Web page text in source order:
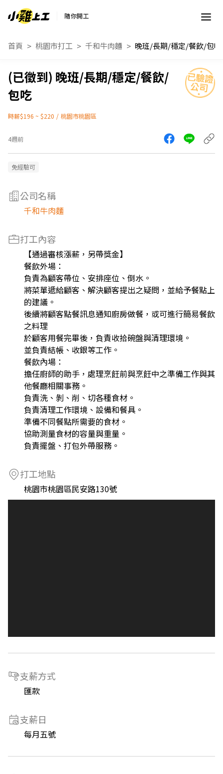
隨你開工
首頁 桃園市打工 千和牛肉麵 晚班/長期/穩定/餐飲/包吃
晚班/長期/穩定/餐飲/
包吃
時薪$196 ~ $220 / 桃園市桃園區
4週前
免經驗可
公司名稱
千和牛肉麵
打工內容
【通過審核漲薪，另帶獎金】
餐飲外場：
負責為顧客帶位、安排座位、倒水。
將菜單遞給顧客、解決顧客提出之疑問，並給予餐點上
的建議。
後續將顧客點餐訊息通知廚房做餐，或可進行簡易餐飲
之料理
於顧客用餐完畢後，負責收拾碗盤與清理環境。
並負責結帳、收銀等工作。
餐飲內場：
擔任廚師的助手，處理烹飪前與烹飪中之準備工作與其
他餐廳相關事務。
負責洗、剝、削、切各種食材。
負責清理工作環境、設備和餐具。
準備不同餐點所需要的食材。
協助測量食材的容量與重量。
負責擺盤、打包外帶服務。
打工地點
桃園市桃園區民安路130號
支薪方式
匯款
支薪日
每月五號